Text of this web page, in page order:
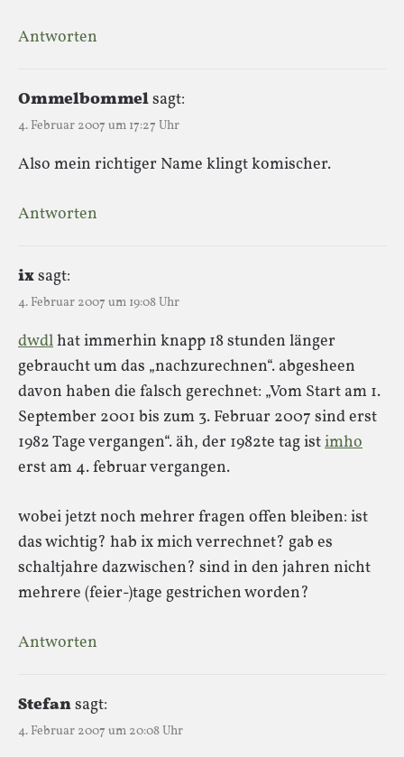
Antworten
Ommelbommelsagt:
4. Februar 2007 um 17:27 Uhr
Also mein richtiger Name klingt komischer.
Antworten
ixsagt:
4. Februar 2007 um 19:08 Uhr
dwdlhat immerhin knapp 18 stunden länger
gebraucht um das „nachzurechnen“. abgesheen
davon haben die falsch gerechnet: „Vom Start am 1.
September 2001 bis zum 3. Februar 2007 sind erst
1982 Tage vergangen“. äh, der 1982te tag istimho
erst am 4. februar vergangen.
wobei jetzt noch mehrer fragen offen bleiben: ist
das wichtig? hab ix mich verrechnet? gab es
schaltjahre dazwischen? sind in den jahren nicht
mehrere (feier-)tage gestrichen worden?
Antworten
Stefansagt:
4. Februar 2007 um 20:08 Uhr